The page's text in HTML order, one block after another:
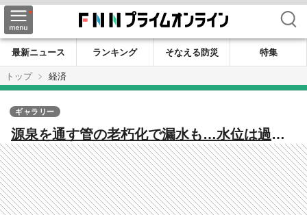
検索
最新ニュース ランキング そなえる防災
特集
トップ
経済
源泉を通す管の老朽化で漏水も…水位は過去
最低に 配湯管の修理急ぐ一方 深夜の利用など
制限 嬉野温泉に“異変”
ギャラリー